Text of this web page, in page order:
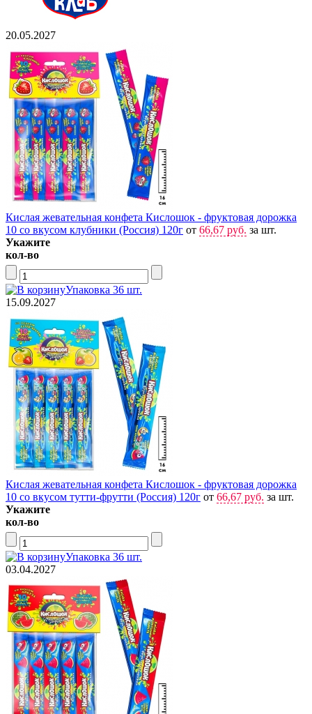
20.05.2027
Кислая жевательная конфета Кислошок - фруктовая дорожка
10 со вкусом клубники (Россия) 120г от 66,67 руб. за шт.
Укажите
кол-во
Упаковка 36 шт.
15.09.2027
Кислая жевательная конфета Кислошок - фруктовая дорожка
10 со вкусом тутти-фрутти (Россия) 120г от 66,67 руб. за шт.
Укажите
кол-во
Упаковка 36 шт.
03.04.2027